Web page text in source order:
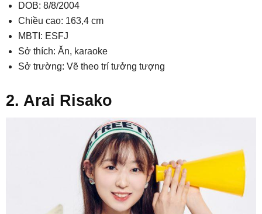
DOB: 8/8/2004
Chiều cao: 163,4 cm
MBTI: ESFJ
Sở thích: Ăn, karaoke
Sở trường: Vẽ theo trí tưởng tượng
2. Arai Risako